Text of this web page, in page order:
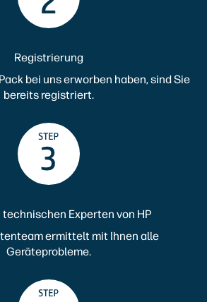
Registrierung
bei uns erworben haben, sind Sie
bereits registriert.
technischen Experten von HP
ermittelt mit Ihnen alle
Geräteprobleme.